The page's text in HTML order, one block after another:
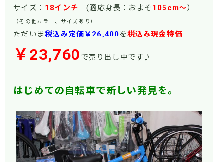
サイズ： 18インチ (適応身長：およそ 105cm～）
（その他カラー、サイズあり）
ただいま税込み定価￥26,400を 税込み現金特価
￥23,760 で売り出し中です ♪
はじめての自転車で新しい発見を。